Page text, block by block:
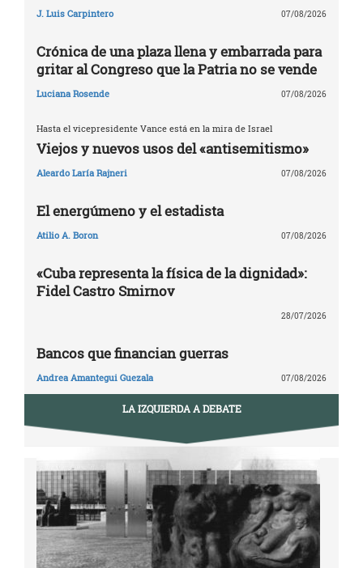
J. Luis Carpintero 07/08/2026
Crónica de una plaza llena y embarrada para
gritar al Congreso que la Patria no se vende
Luciana Rosende 07/08/2026
Hasta el vicepresidente Vance está en la mira de Israel
Viejos y nuevos usos del «antisemitismo»
Aleardo Laría Rajneri 07/08/2026
El energúmeno y el estadista
Atilio A. Boron 07/08/2026
«Cuba representa la física de la dignidad»:
Fidel Castro Smirnov
28/07/2026
Bancos que financian guerras
Andrea Amantegui Guezala 07/08/2026
LA IZQUIERDA A DEBATE